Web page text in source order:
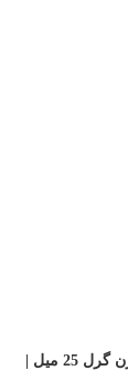
عطر ادکلن دیور پویزن گرل 25 میل |